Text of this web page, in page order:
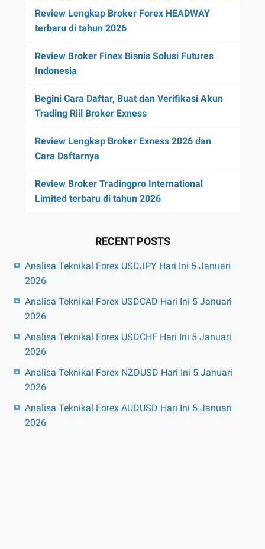
Review Lengkap Broker Forex HEADWAY
terbaru di tahun 2026
Review Broker Finex Bisnis Solusi Futures
Indonesia
Begini Cara Daftar, Buat dan Verifikasi Akun
Trading Riil Broker Exness
Review Lengkap Broker Exness 2026 dan
Cara Daftarnya
Review Broker Tradingpro International
Limited terbaru di tahun 2026
RECENT POSTS
Analisa Teknikal Forex USDJPY Hari Ini 5 Januari
2026
Analisa Teknikal Forex USDCAD Hari Ini 5 Januari
2026
Analisa Teknikal Forex USDCHF Hari Ini 5 Januari
2026
Analisa Teknikal Forex NZDUSD Hari Ini 5 Januari
2026
Analisa Teknikal Forex AUDUSD Hari Ini 5 Januari
2026